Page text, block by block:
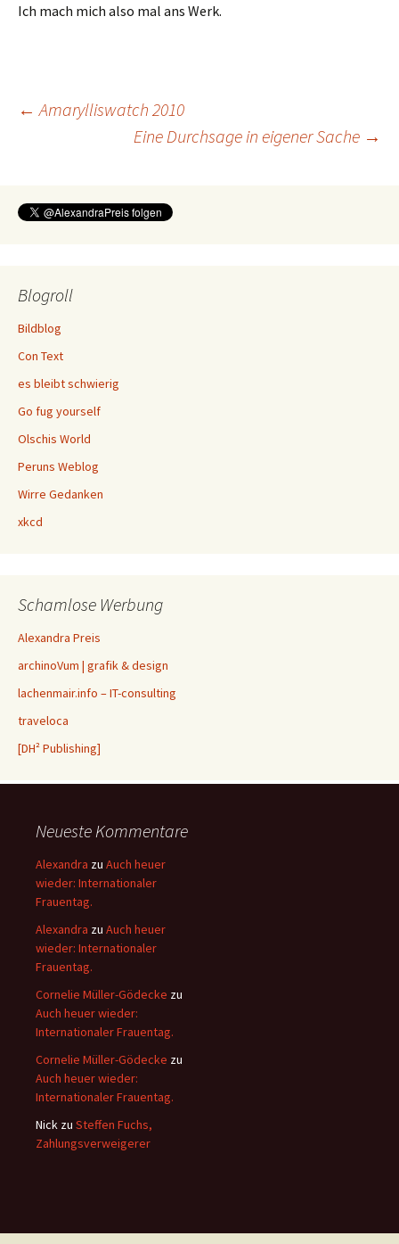
Ich mach mich also mal ans Werk.
Beitragsnavigation
← Amarylliswatch 2010
Eine Durchsage in eigener Sache →
Blogroll
Bildblog
Con Text
es bleibt schwierig
Go fug yourself
Olschis World
Peruns Weblog
Wirre Gedanken
xkcd
Schamlose Werbung
Alexandra Preis
archinoVum | grafik & design
lachenmair.info – IT-consulting
traveloca
[DH² Publishing]
Neueste Kommentare
Alexandra zu Auch heuer
wieder: Internationaler
Frauentag.
Alexandra zu Auch heuer
wieder: Internationaler
Frauentag.
Cornelie Müller-Gödecke zu
Auch heuer wieder:
Internationaler Frauentag.
Cornelie Müller-Gödecke zu
Auch heuer wieder:
Internationaler Frauentag.
Nick zu Steffen Fuchs,
Zahlungsverweigerer